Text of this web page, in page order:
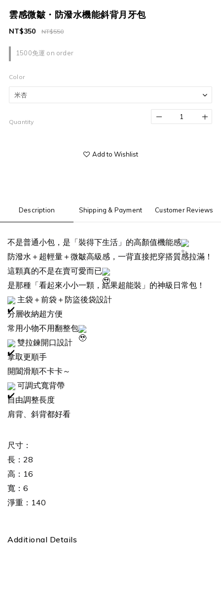
雲感微皺・防潑水機能斜背月牙包
1500免運 on order
NT$550
NT$350
Color
Quantity
Add to Wishlist
Description Shipping & Payment Customer Reviews
不是普通小包，是「裝得下生活」的高顏值機能感
防潑水＋超輕量＋微皺高級感，一背直接把穿搭質感拉滿！
這顆真的不是在賣可愛而已
是那種「看起來小小一顆，結果超能裝」的神級日常包！
主袋＋前袋＋防盜後袋設計
分層收納超方便
常用小物不用翻整包
雙拉鍊開口設計
拿取更順手
開闔滑順不卡卡～
可調式寬背帶
自由調整長度
肩背、斜背都好看
尺寸：
長：28
高：16
寬：6
淨重：140
Additional Details